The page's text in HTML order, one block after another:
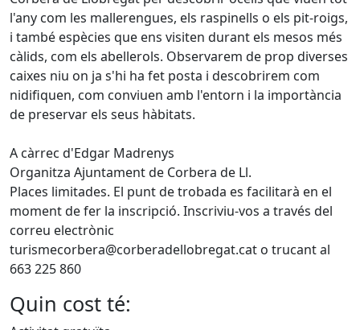
l'any com les mallerengues, els raspinells o els pit-roigs,
i també espècies que ens visiten durant els mesos més
càlids, com els abellerols. Observarem de prop diverses
caixes niu on ja s'hi ha fet posta i descobrirem com
nidifiquen, com conviuen amb l'entorn i la importància
de preservar els seus hàbitats.
A càrrec d'Edgar Madrenys
Organitza Ajuntament de Corbera de Ll.
Places limitades. El punt de trobada es facilitarà en el
moment de fer la inscripció. Inscriviu-vos a través del
correu electrònic
turismecorbera@corberadellobregat.cat o trucant al
663 225 860
Quin cost té: